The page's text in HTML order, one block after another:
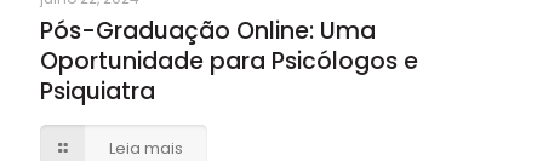
Pós-Graduação Online: Uma
Oportunidade para Psicólogos e
Psiquiatra
Leia mais